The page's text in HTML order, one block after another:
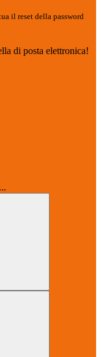
il reset della password
di posta elettronica!